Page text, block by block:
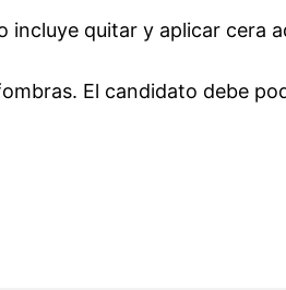
quitar y aplicar cera
El candidato debe